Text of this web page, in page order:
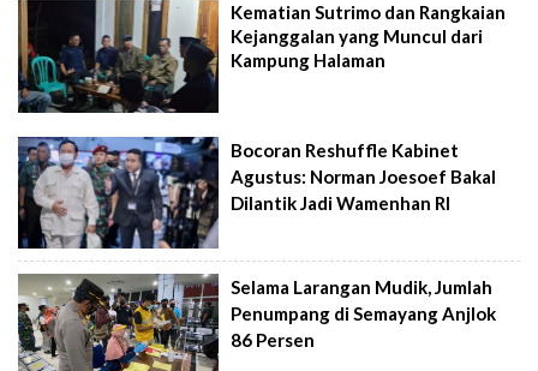
Kematian Sutrimo dan Rangkaian
Kejanggalan yang Muncul dari
Kampung Halaman
Bocoran Reshuffle Kabinet
Agustus: Norman Joesoef Bakal
Dilantik Jadi Wamenhan RI
Selama Larangan Mudik, Jumlah
Penumpang di Semayang Anjlok
86 Persen